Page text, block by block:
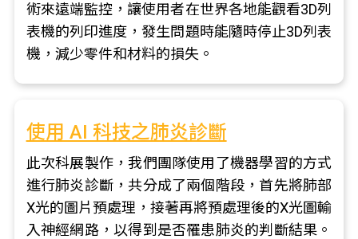
術來遠端監控，讓使用者在世界各地能觀看3D列
表機的列印進度，發生問題時能隨時停止3D列表
機，減少零件和材料的損失。
使用 AI 科技之肺炎診斷
此次科展製作，我們團隊使用了機器學習的方式
進行肺炎診斷，共分成了兩個階段，首先將肺部
X光的圖片預處理，接著再將預處理後的X光圖輸
入神經網路，以得到是否罹患肺炎的判斷結果。